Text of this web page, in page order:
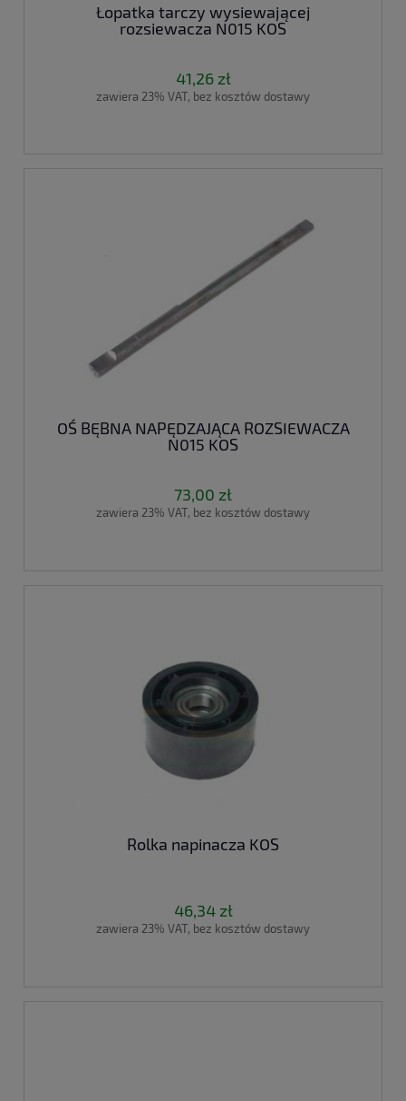
Łopatka tarczy wysiewającej
rozsiewacza N015 KOS
41,26 zł
zawiera 23% VAT, bez kosztów dostawy
OŚ BĘBNA NAPĘDZAJĄCA ROZSIEWACZA
N015 KOS
73,00 zł
zawiera 23% VAT, bez kosztów dostawy
Rolka napinacza KOS
46,34 zł
zawiera 23% VAT, bez kosztów dostawy